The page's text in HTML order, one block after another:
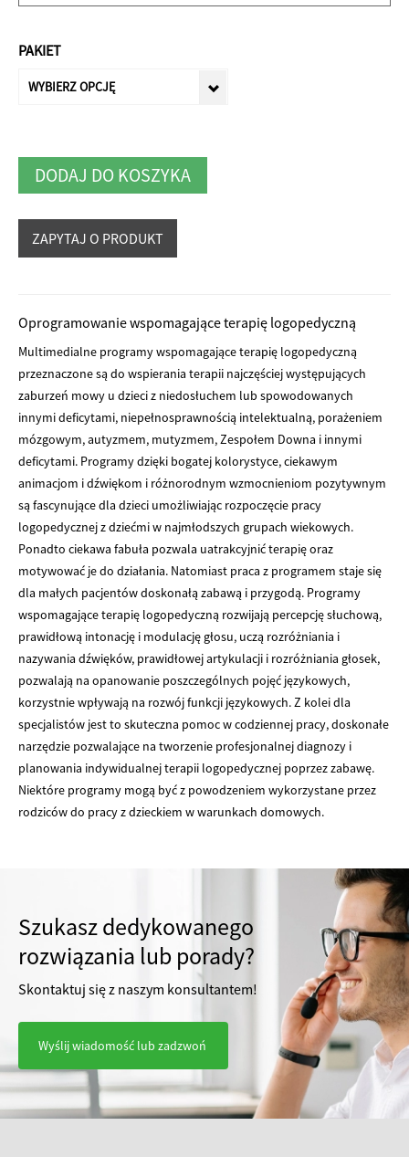
PAKIET
WYBIERZ OPCJĘ
DODAJ DO KOSZYKA
Alternative:
Oprogramowanie wspomagające terapię logopedyczną
Multimedialne programy wspomagające terapię logopedyczną
przeznaczone są do wspierania terapii najczęściej występujących
zaburzeń mowy u dzieci z niedosłuchem lub spowodowanych
innymi deficytami, niepełnosprawnością intelektualną, porażeniem
mózgowym, autyzmem, mutyzmem, Zespołem Downa i innymi
deficytami. Programy dzięki bogatej kolorystyce, ciekawym
animacjom i dźwiękom i różnorodnym wzmocnieniom pozytywnym
są fascynujące dla dzieci umożliwiając rozpoczęcie pracy
logopedycznej z dziećmi w najmłodszych grupach wiekowych.
Ponadto ciekawa fabuła pozwala uatrakcyjnić terapię oraz
motywować je do działania. Natomiast praca z programem staje się
dla małych pacjentów doskonałą zabawą i przygodą. Programy
wspomagające terapię logopedyczną rozwijają percepcję słuchową,
prawidłową intonację i modulację głosu, uczą rozróżniania i
nazywania dźwięków, prawidłowej artykulacji i rozróżniania głosek,
pozwalają na opanowanie poszczególnych pojęć językowych,
korzystnie wpływają na rozwój funkcji językowych. Z kolei dla
specjalistów jest to skuteczna pomoc w codziennej pracy, doskonałe
narzędzie pozwalające na tworzenie profesjonalnej diagnozy i
planowania indywidualnej terapii logopedycznej poprzez zabawę.
Niektóre programy mogą być z powodzeniem wykorzystane przez
rodziców do pracy z dzieckiem w warunkach domowych.
Szukasz dedykowanego
rozwiązania lub porady?
Skontaktuj się z naszym konsultantem!
Wyślij wiadomość lub zadzwoń